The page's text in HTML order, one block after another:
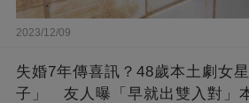
2023/12/09
失婚7年傳喜訊？48歲本土劇女
子」 友人曝「早就出雙入對」